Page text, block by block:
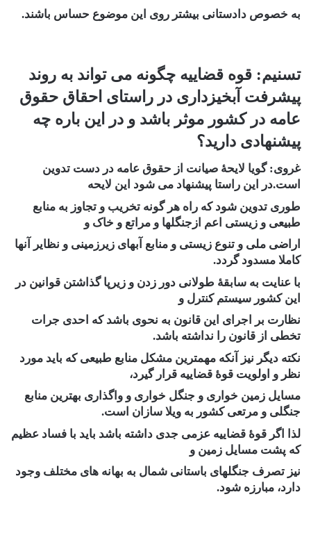
به خصوص دادستانی بیشتر روی این موضوع حساس باشند.
تسنیم: قوه قضاییه چگونه می تواند به روند
پیشرفت آبخیزداری در راستای احقاق حقوق
عامه در کشور موثر باشد و در این باره چه
پیشنهادی دارید؟
غروی: گویا لایحۀ صیانت از حقوق عامه در دست تدوین
است.در این راستا پیشنهاد می شود این لایحه
طوری تدوین شود که راه هر گونه تخریب و تجاوز به منابع
طبیعی و زیستی اعم ازجنگلها و مراتع و خاک و
اراضی ملی و تنوع زیستی و منابع آبهای زیرزمینی و نظایر آنها
کاملا مسدود گردد.
با عنایت به سابقۀ طولانی دور زدن و زیرپا گذاشتن قوانین در
این کشور سیستم کنترل و
نظارت بر اجرای این قانون به نحوی باشد که احدی جرات
تخطی از قانون را نداشته باشد.
نکته دیگر نیز آنکه مهمترین مشکل منابع طبیعی که باید مورد
نظر و اولویت قوۀ قضاییه قرار گیرد،
مسایل زمین خواری و جنگل خواری و واگذاری بهترین منابع
جنگلی و مرتعی کشور به ویلا سازان است.
لذا اگر قوۀ قضاییه عزمی جدی داشته باشد باید با فساد عظیم
که پشت مسایل زمین و
نیز تصرف جنگلهای باستانی شمال به بهانه های مختلف وجود
دارد، مبارزه شود.